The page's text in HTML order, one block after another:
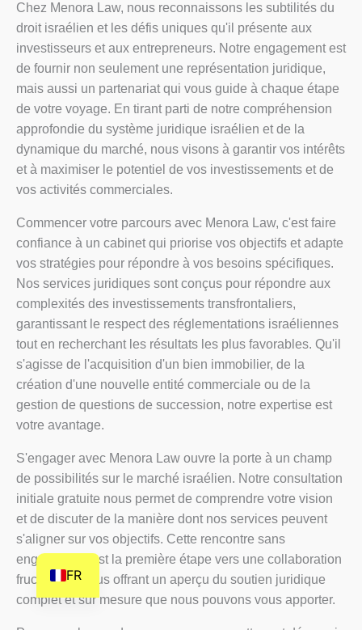
Chez Menora Law, nous reconnaissons les subtilités du
droit israélien et les défis uniques qu'il présente aux
investisseurs et aux entrepreneurs. Notre engagement est
de fournir non seulement une représentation juridique,
mais aussi un partenariat qui vous guide à chaque étape
de votre voyage. En tirant parti de notre compréhension
approfondie du système juridique israélien et de la
dynamique du marché, nous visons à garantir vos intérêts
et à maximiser le potentiel de vos investissements et de
vos activités commerciales.
Commencer votre parcours avec Menora Law, c'est faire
confiance à un cabinet qui priorise vos objectifs et adapte
vos stratégies pour répondre à vos besoins spécifiques.
Nos services juridiques sont conçus pour répondre aux
complexités des investissements transfrontaliers,
garantissant le respect des réglementations israéliennes
tout en recherchant les résultats les plus favorables. Qu'il
s'agisse de l'acquisition d'un bien immobilier, de la
création d'une nouvelle entité commerciale ou de la
gestion de questions de succession, notre expertise est
votre avantage.
S'engager avec Menora Law ouvre la porte à un champ
de possibilités sur le marché israélien. Notre consultation
initiale gratuite nous permet de comprendre votre vision
et de discuter de la manière dont nos services peuvent
s'aligner sur vos objectifs. Cette rencontre sans
engagement est la première étape vers une collaboration
fructueuse, vous offrant un aperçu du soutien juridique
complet et sur mesure que nous pouvons vous apporter.
FR
EN
AF
AR
NL
FI
DE
HE
HI
HU
IT
KO
PL
FA
PT
RU
ES
UK